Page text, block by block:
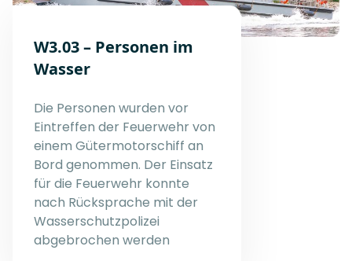
W3.03 – Personen im
Wasser
Die Personen wurden vor
Eintreffen der Feuerwehr von
einem Gütermotorschiff an
Bord genommen. Der Einsatz
für die Feuerwehr konnte
nach Rücksprache mit der
Wasserschutzpolizei
abgebrochen werden